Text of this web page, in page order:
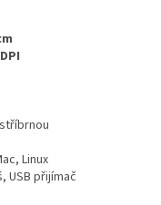
Linux
USB přijímač